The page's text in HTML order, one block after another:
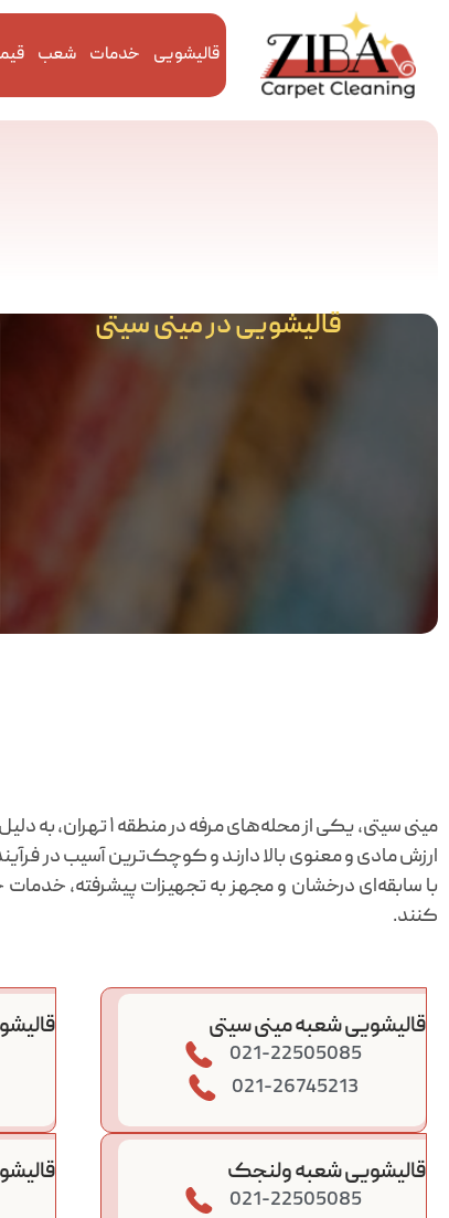
قالیشویی خدمات شعب
قالیشویی در مینی سیتی
مینی سیتی، یکی
ارزش مادی و معنوی بالا دارند و کوچک‌ترین آسیب در
با سابقه‌ای درخشان و مجهز به تجهیزات پیشرفته، خدمات
کنند.
قالیشویی شعبه مینی سیتی
021-22505085
021-26745213
قالیشویی شعبه ولنجک
021-22505085